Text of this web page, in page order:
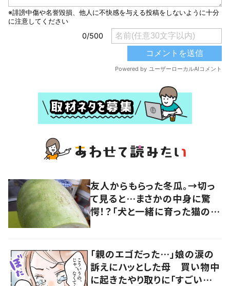
友人からもらった冬瓜。→切っ
て見ると…まさかの中身に驚
愕！？「犬と一緒に育った猫のよ
「親のエゴだった…」娘の涙の
訴えにハッとした母 買い物中
に起きたやり取りに「すごい分